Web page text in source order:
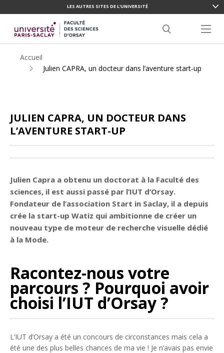
CONTENU
PRINCIPAL
LES AUTRES SITES DE L'UNIVERSITÉ
Menu
Accueil
Julien CAPRA, un docteur dans l’aventure start-up
JULIEN CAPRA, UN DOCTEUR DANS
L’AVENTURE START-UP
Julien Capra a obtenu un doctorat à la Faculté des
sciences, il est aussi passé par l’IUT d’Orsay.
Fondateur de l’association Start in Saclay, il a depuis
crée la start-up Watiz qui ambitionne de créer un
nouveau type de moteur de recherche visuelle dédié
à la Mode.
Racontez-nous votre
parcours ? Pourquoi avoir
choisi l’IUT d’Orsay ?
L’IUT d’Orsay a été un concours de circonstances mais cela a
été une des plus belles chances de ma vie ! Je n’avais pas envie